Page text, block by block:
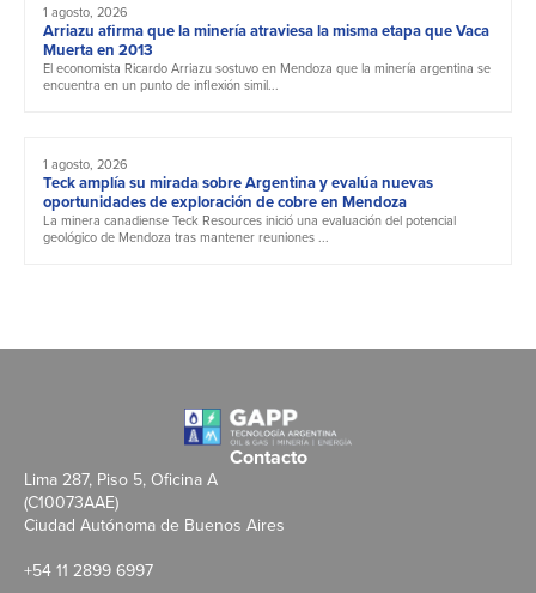
1 agosto, 2026
Arriazu afirma que la minería atraviesa la misma etapa que Vaca
Muerta en 2013
El economista Ricardo Arriazu sostuvo en Mendoza que la minería argentina se
encuentra en un punto de inflexión simil...
1 agosto, 2026
Teck amplía su mirada sobre Argentina y evalúa nuevas
oportunidades de exploración de cobre en Mendoza
La minera canadiense Teck Resources inició una evaluación del potencial
geológico de Mendoza tras mantener reuniones ...
Contacto
Lima 287, Piso 5, Oficina A
(C10073AAE)
Ciudad Autónoma de Buenos Aires
+54 11 2899 6997